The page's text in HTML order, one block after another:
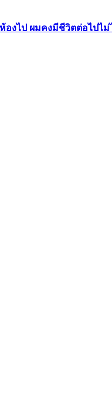
องไป ผมคงมีชีวิตต่อไปไ